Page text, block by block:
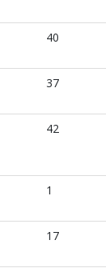
40
37
42
1
17